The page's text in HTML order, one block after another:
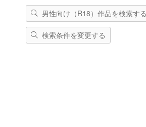
男性向け（R18）作品を検索す
検索条件を変更する